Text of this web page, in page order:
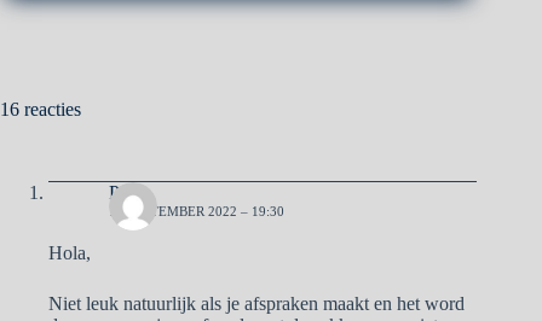
16 reacties
Pa
15 SEPTEMBER 2022 – 19:30
Hola,
Niet leuk natuurlijk als je afspraken maakt en het word